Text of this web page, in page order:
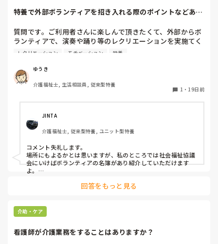
特養で外部ボランティアを招き入れる際のポイントなどあっ
質問です。ご利用者さんに楽しんで頂きたくて、外部からボ
ランティアで、演奏や踊り等のレクリエーションを実施てく
れる方をお呼びしようと考えています。私は、今まで特養で
ら探してきたら良いのか？何が必要なのか？どんな所に注意
したら良いのか分かりません。そのような経験がありました
ら、教えて頂けると嬉しいです。
レクリエーション モチベーション 特養
ゆうき
介護福祉士, 生活相談員, 従来型特養
1 ・ 19日前
JINTA
介護福祉士, 従来型特養, ユニット型特養
コメント失礼します。
場所にもよるかとは思いますが、私のところでは社会福祉協議
会にいけばボランティアの名簿があり紹介していただけます
よ。
と言うことなのでジュース、お土産、交通費、準備物という名
あとは職員の友人に芸ができる人を呼ぶかインスタ等で募集を
回答をもっと見る
介助・ケア
看護師が介護業務をすることはありますか？